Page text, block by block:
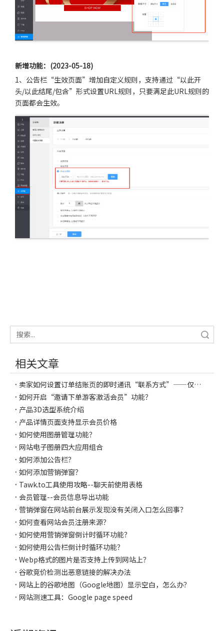
新增功能：(2023-05-18)
1、公告栏“生效页面”增加自定义规则，支持通过“以此开
头/以此结尾/包含”形式设置URL规则，只要满足此URL规则的
页面都会生效。
相关文章
卖家如何设置订单结账页的即时通讯“联系方式”——仅限商城功能用户
如何开启“邀请下单游客激活会员”功能？
产品3D选型系统介绍
产品详情页面支持显示会员价格
如何使用图册管理功能？
网站电子图册四大应用组合
如何添加公告栏？
如何添加营销弹窗？
Tawk.to工具使用攻略--聊天前使用表格
会员管理--会员信息导出功能
营销弹窗在网站前台展示发现没有关闭入口怎么回事？
如何查看网站会员注册来源？
如何使用营销弹窗倒计时循环功能？
如何使用公告栏倒计时循环功能？
Webp格式的图片是否支持上传到网站上？
谷歌竞价检测出恶意链接的解决办法
网站上的谷歌地图（Google地图）显示空白，怎么办？
网站测速工具：Google page speed